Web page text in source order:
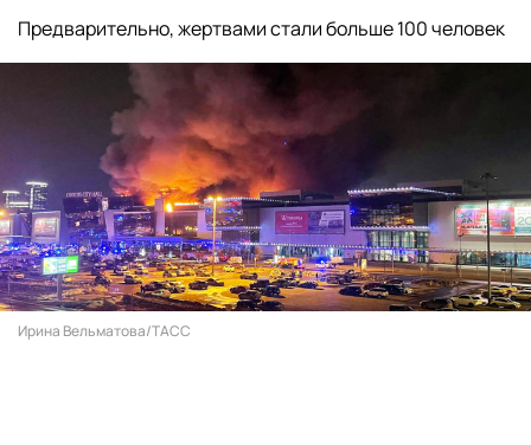
Предварительно, жертвами стали больше 100 человек
Ирина Вельматова/ТАСС